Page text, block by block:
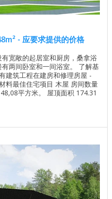
- 应要求提供的价格
宽敞的起居室和厨房，桑拿浴
两间卧室和一间浴室。 了解基
建筑工程在建房和修理房屋 -
料最佳住宅项目 木屋 房间数量
平方米。 屋顶面积 174.31
8.24平方米 二楼面积 56.00
方米 一套墙壁材料，其他选项